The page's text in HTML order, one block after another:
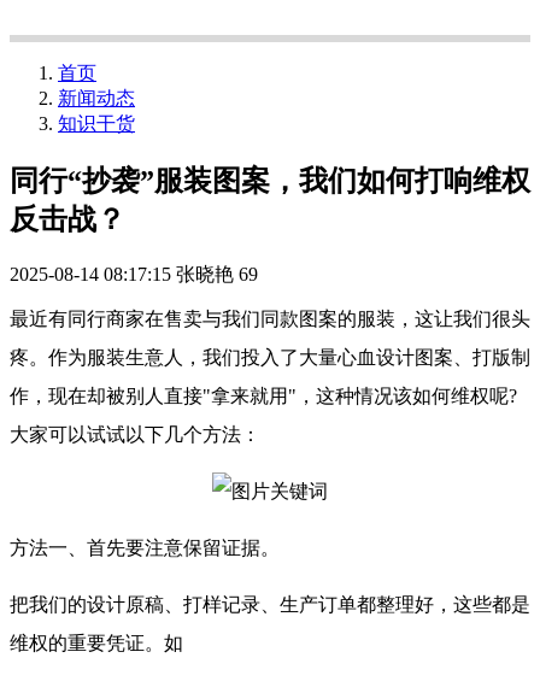
首页
新闻动态
知识干货
同行“抄袭”服装图案，我们如何打响维权
反击战？
2025-08-14 08:17:15 张晓艳 69
最近有同行商家在售卖与我们同款图案的服装，这让我们很头
疼。作为服装生意人，我们投入了大量心血设计图案、打版制
作，现在却被别人直接"拿来就用"，这种情况该如何维权呢?
大家可以试试以下几个方法：
方法一、首先要注意保留证据。
把我们的设计原稿、打样记录、生产订单都整理好，这些都是
维权的重要凭证。如